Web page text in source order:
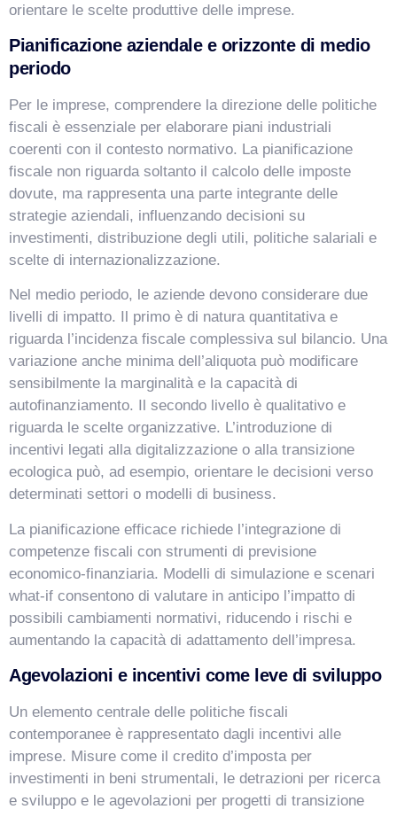
orientare le scelte produttive delle imprese.
Pianificazione aziendale e orizzonte di medio
periodo
Per le imprese, comprendere la direzione delle politiche
fiscali è essenziale per elaborare piani industriali
coerenti con il contesto normativo. La pianificazione
fiscale non riguarda soltanto il calcolo delle imposte
dovute, ma rappresenta una parte integrante delle
strategie aziendali, influenzando decisioni su
investimenti, distribuzione degli utili, politiche salariali e
scelte di internazionalizzazione.
Nel medio periodo, le aziende devono considerare due
livelli di impatto. Il primo è di natura quantitativa e
riguarda l’incidenza fiscale complessiva sul bilancio. Una
variazione anche minima dell’aliquota può modificare
sensibilmente la marginalità e la capacità di
autofinanziamento. Il secondo livello è qualitativo e
riguarda le scelte organizzative. L’introduzione di
incentivi legati alla digitalizzazione o alla transizione
ecologica può, ad esempio, orientare le decisioni verso
determinati settori o modelli di business.
La pianificazione efficace richiede l’integrazione di
competenze fiscali con strumenti di previsione
economico-finanziaria. Modelli di simulazione e scenari
what-if consentono di valutare in anticipo l’impatto di
possibili cambiamenti normativi, riducendo i rischi e
aumentando la capacità di adattamento dell’impresa.
Agevolazioni e incentivi come leve di sviluppo
Un elemento centrale delle politiche fiscali
contemporanee è rappresentato dagli incentivi alle
imprese. Misure come il credito d’imposta per
investimenti in beni strumentali, le detrazioni per ricerca
e sviluppo e le agevolazioni per progetti di transizione